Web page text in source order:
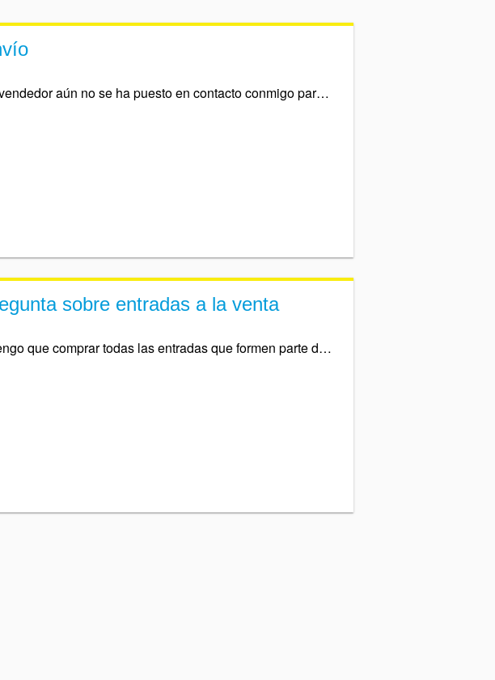
Mi vendedor aún no se ha puesto en contacto conmigo para organizar el encuentro
sobre entradas a la venta
¿Tengo que comprar todas las entradas que formen parte de un mismo anuncio?